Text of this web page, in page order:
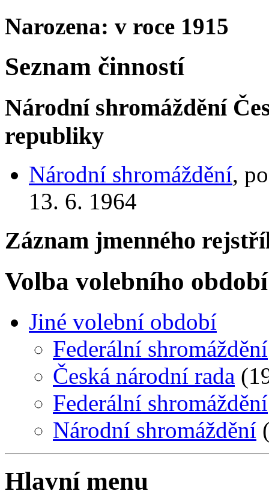
Narozena: v roce 1915
Seznam činností
Národní shromáždění
republiky
Národní shromáždění,
13. 6. 1964
Záznam jmenného
Volba volebního období
Jiné volební období
Federální shromáždění
Česká národní rada
Federální shromáždění
Národní shromáždění
Hlavní menu